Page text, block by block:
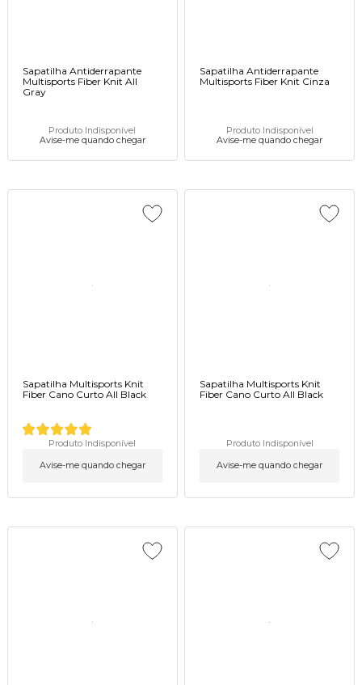
Sapatilha Antiderrapante
Multisports Fiber Knit All
Gray
Produto Indisponível
Avise-me quando chegar
Sapatilha Antiderrapante
Multisports Fiber Knit Cinza
Produto Indisponível
Avise-me quando chegar
Sapatilha Multisports Knit
Fiber Cano Curto All Black
Produto Indisponível
Avise-me quando chegar
Sapatilha Multisports Knit
Fiber Cano Curto All Black
Produto Indisponível
Avise-me quando chegar